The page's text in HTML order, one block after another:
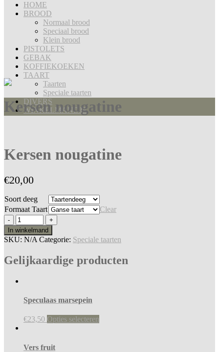
HOME
BROOD
Normaal brood
Speciaal brood
Klein brood
PISTOLETS
GEBAK
KOFFIEKOEKEN
TAART
Taarten
Speciale taarten
DIVERS
WINKELMANDJE
Kersen nougatine
Kersen nougatine
€20,00
Soort deeg
Formaat Taart
Clear
In winkelmand
SKU: N/A Categorie: Speciale taarten
Gelijkaardige producten
Speculaas marsepein
€23,50 Opties selecteren
Vers fruit